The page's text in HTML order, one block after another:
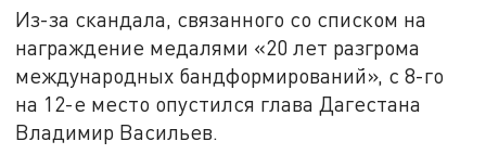
Из-за скандала, связанного со списком на
награждение медалями «20 лет разгрома
международных бандформирований», с 8-го
на 12-е место опустился глава Дагестана
Владимир Васильев.